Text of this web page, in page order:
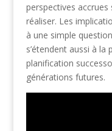
perspectives
réaliser. Les
à une simple
s’étendent aussi à
planification
générations futures.